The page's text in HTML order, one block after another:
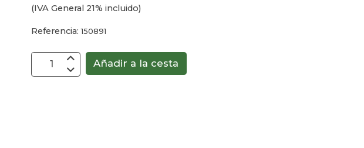
(IVA General 21% incluido)
Referencia:150891
Añadir a la cesta